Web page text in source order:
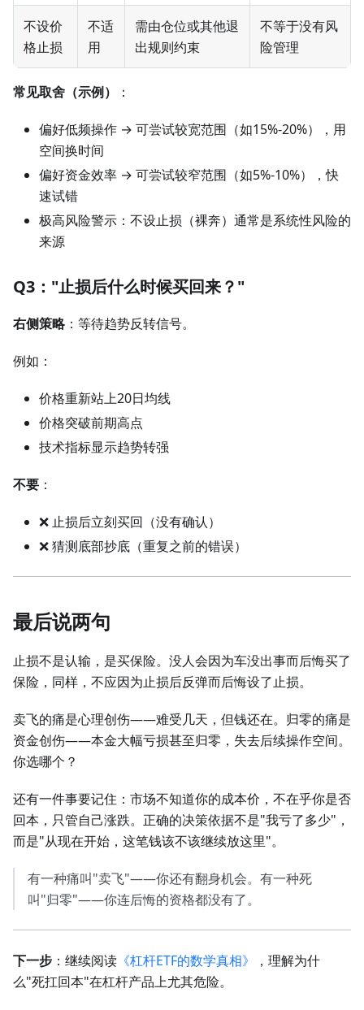
不设价
格止损
不适
用
需由仓位或其他退
出规则约束
不等于没有风
险管理
常见取舍（示例） ：
偏好低频操作 → 可尝试较宽范围（如15%-20%），用
空间换时间
偏好资金效率 → 可尝试较窄范围（如5%-10%），快
速试错
极高风险警示：不设止损（裸奔）通常是系统性风险的
来源
Q3："止损后什么时候买回来？"
右侧策略：等待趋势反转信号。
例如：
价格重新站上20日均线
价格突破前期高点
技术指标显示趋势转强
不要 ：
❌ 止损后立刻买回（没有确认）
❌ 猜测底部抄底（重复之前的错误）
最后说两句
止损不是认输，是买保险。没人会因为车没出事而后悔买了
保险，同样，不应因为止损后反弹而后悔设了止损。
卖飞的痛是心理创伤——难受几天，但钱还在。归零的痛是
资金创伤——本金大幅亏损甚至归零，失去后续操作空间。
你选哪个？
还有一件事要记住：市场不知道你的成本价，不在乎你是否
回本，只管自己涨跌。正确的决策依据不是"我亏了多少"，
而是"从现在开始，这笔钱该不该继续放这里"。
有一种痛叫"卖飞"——你还有翻身机会。有一种死
叫"归零"——你连后悔的资格都没有了。
下一步 ：继续阅读 《杠杆ETF的数学真相》
，理解为什
么"死扛回本"在杠杆产品上尤其危险。